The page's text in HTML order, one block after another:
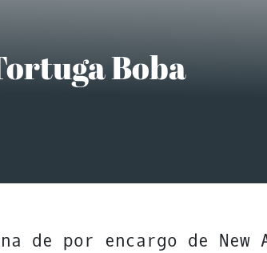
Boba
de por encargo de